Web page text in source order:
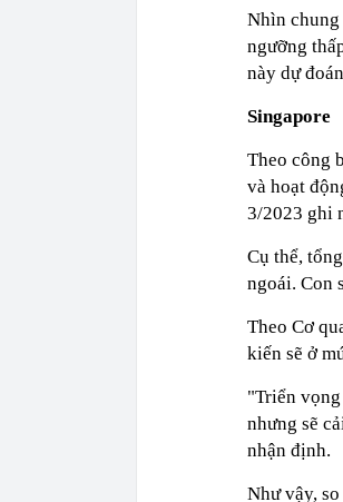
Nhìn chung
ngưỡng
này dự
Singapore
Theo công
và hoạt
3/2023 ghi
Cụ thể,
ngoái. Con
Theo Cơ
kiến sẽ ở
"Triển
nhưng sẽ
nhận định.
Như vậy,